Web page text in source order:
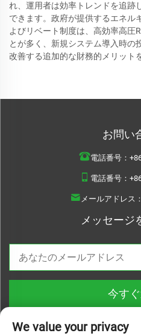
れ、運用者は効率トレンドを追跡
できます。政府が提供するエネル
よびリベート制度は、高効率高圧
とが多く、新規システム導入時の
改善する追加的な財務的メリット
お問い
電話番号：
電話番号：
メールアドレス：
メッセージ
今す
We value your privacy